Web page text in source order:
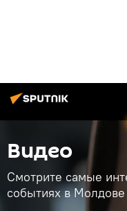
Видео
Смотрите самые
событиях в